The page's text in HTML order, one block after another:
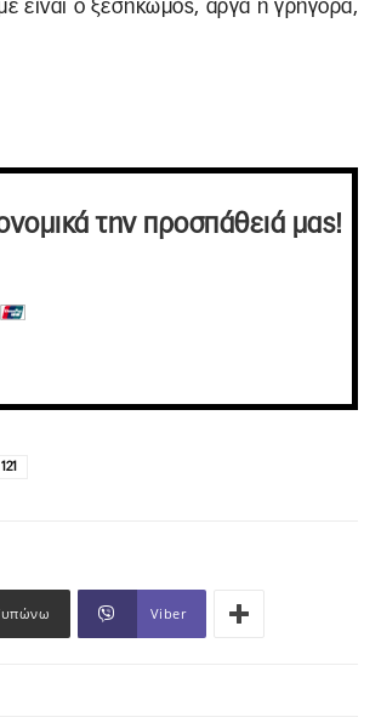
είναι ο ξεσηκωμός, αργά ή γρήγορα,
την προσπάθειά μας!
Viber